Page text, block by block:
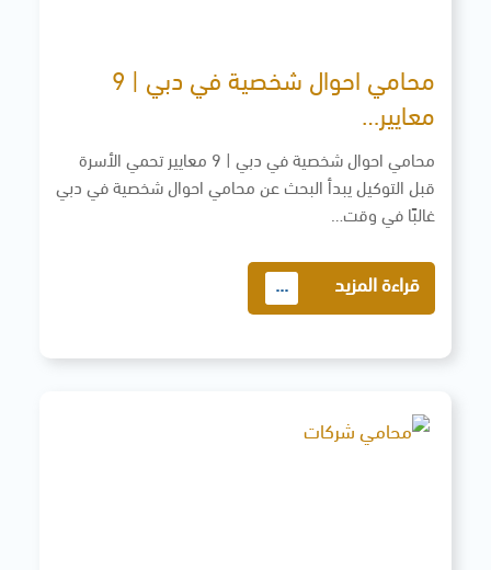
محامي احوال شخصية في دبي | 9
معايير…
محامي احوال شخصية في دبي | 9 معايير تحمي الأسرة
قبل التوكيل يبدأ البحث عن محامي احوال شخصية في دبي
غالبًا في وقت…
قراءة المزيد ...